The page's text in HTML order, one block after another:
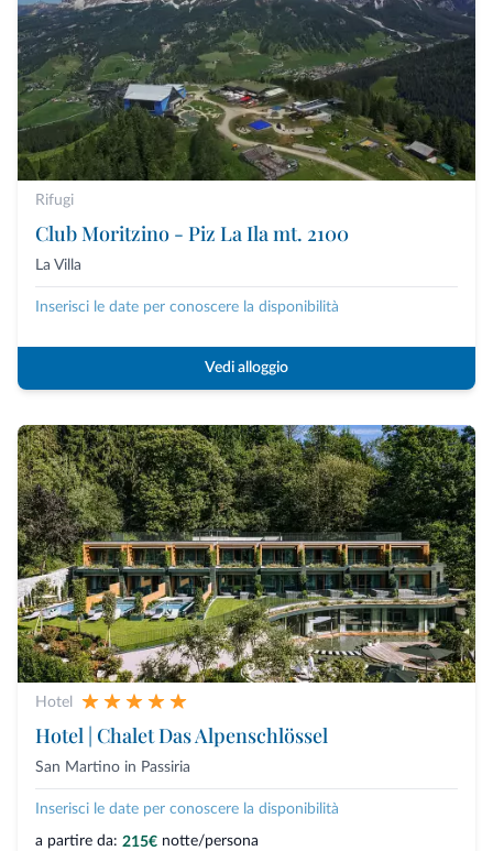
Rifugi
Club Moritzino - Piz La Ila mt. 2100
La Villa
Inserisci le date per conoscere la disponibilità
Vedi alloggio
Hotel
Hotel | Chalet Das Alpenschlössel
San Martino in Passiria
Inserisci le date per conoscere la disponibilità
a partire da: 215€ notte/persona